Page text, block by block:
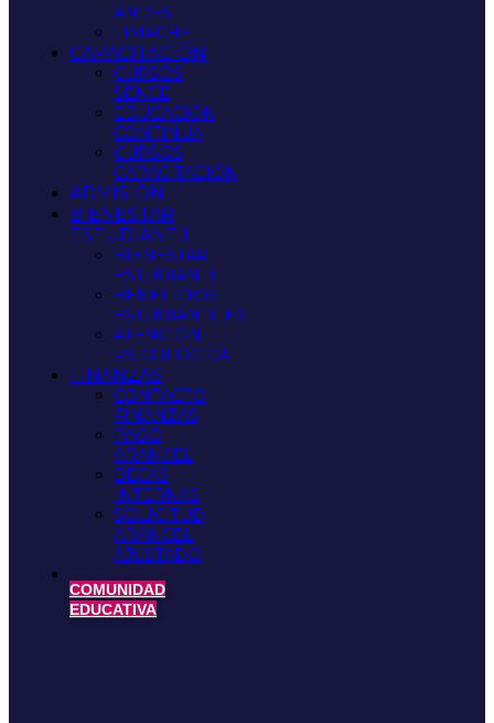
ANDES
LIMACHE
CAPACITACIÓN
CURSOS
SENCE
EDUCACIÓN
CONTINUA
CURSOS
CAPACITACIÓN
ADMISIÓN
BIENESTAR
ESTUDIANTIL
BIENESTAR
ESTUDIANTIL
BENEFICIOS
ESTUDIANTILES
ATENCIÓN
PSICOLÓGICA
FINANZAS
CONTACTO
FINANZAS
PAGO
ARANCEL
BECAS
INTERNAS
SOLICITUD
ARANCEL
AJUSTADO
COMUNIDAD
EDUCATIVA